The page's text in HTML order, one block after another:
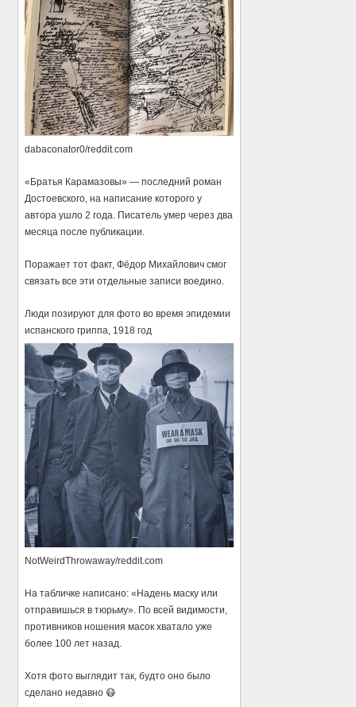
dabaconator0/reddit.com
«Братья Карамазовы» — последний роман
Достоевского, на написание которого у
автора ушло 2 года. Писатель умер через два
месяца после публикации.
Поражает тот факт, Фёдор Михайлович смог
связать все эти отдельные записи воедино.
Люди позируют для фото во время эпидемии
испанского гриппа, 1918 год
NotWeirdThrowaway/reddit.com
На табличке написано: «Надень маску или
отправишься в тюрьму». По всей видимости,
противников ношения масок хватало уже
более 100 лет назад.
Хотя фото выглядит так, будто оно было
сделано недавно 😷